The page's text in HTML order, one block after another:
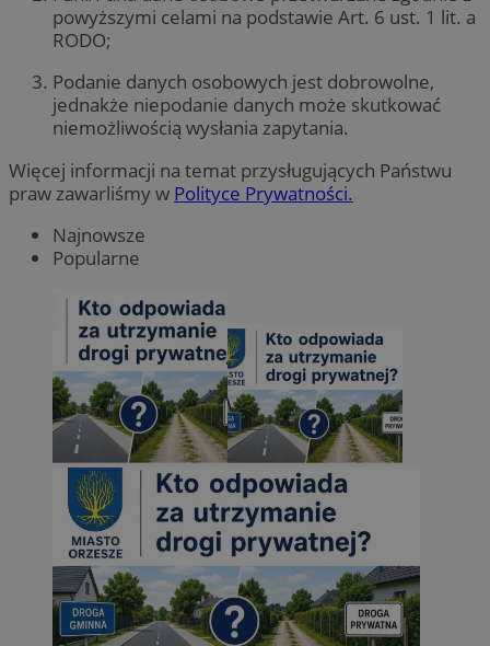
powyższymi celami na podstawie Art. 6 ust. 1 lit. a
RODO;
Podanie danych osobowych jest dobrowolne,
jednakże niepodanie danych może skutkować
niemożliwością wysłania zapytania.
Więcej informacji na temat przysługujących Państwu
praw zawarliśmy w Polityce Prywatności.
Najnowsze
Popularne